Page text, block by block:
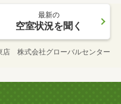
最新の
空室状況を聞く
店 株式会社グローバルセンター